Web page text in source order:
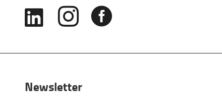
  
Newsletter